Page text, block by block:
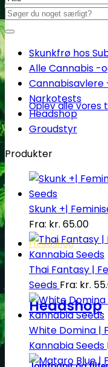
Oplev alle vores
Headshop
Headshop
Søg
efter:
Skunkfrø hos
Alle Cannabis -
Narkotests
Headshop
Groudstyr
Produkter
Skunk +|
Fra: kr. 65.00
Thai Fantasy |
Seeds Fra: kr.
White Domina |
Kannabia Seeds